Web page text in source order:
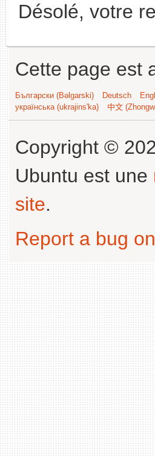
Désolé, votre
Cette page est
Български (Bəlgarski) Deutsch
українська (ukrajins'ka)
中文
Copyright ©
Ubuntu est une
site.
Report a bug